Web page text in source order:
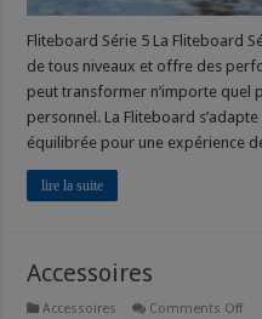
Fliteboard Série 5 La Fliteboard
de tous niveaux et offre des
peut transformer n’importe quel
personnel. La Fliteboard
équilibrée pour une expérience
lire la suite
Accessoires
Accessoires Comments Offon